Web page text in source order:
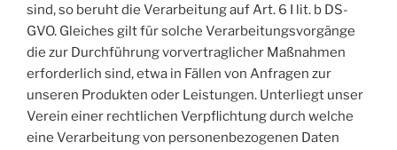
sind, so beruht die Verarbeitung auf Art. 6 I lit. b DS-
GVO. Gleiches gilt für solche Verarbeitungsvorgänge
die zur Durchführung vorvertraglicher Maßnahmen
erforderlich sind, etwa in Fällen von Anfragen zur
unseren Produkten oder Leistungen. Unterliegt unser
Verein einer rechtlichen Verpflichtung durch welche
eine Verarbeitung von personenbezogenen Daten